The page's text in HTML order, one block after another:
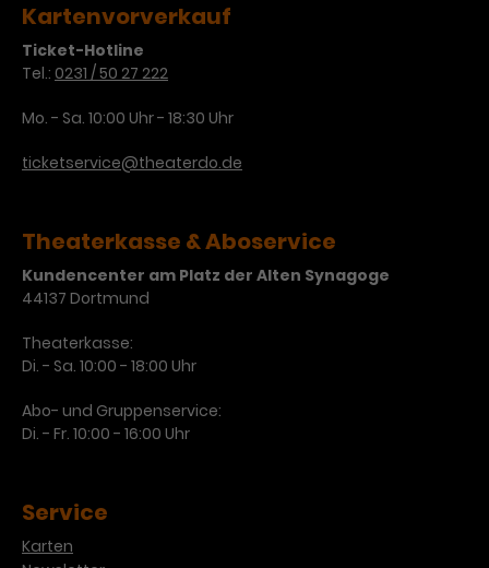
Kartenvorverkauf
Ticket-Hotline
Tel.: 0231 / 50 27 222
Mo. - Sa. 10:00 Uhr - 18:30 Uhr
ticketservice@theaterdo.de
Theaterkasse & Aboservice
Kundencenter am Platz der Alten Synagoge
44137 Dortmund
Theaterkasse:
Di. - Sa. 10:00 - 18:00 Uhr
Abo- und Gruppenservice:
Di. - Fr. 10:00 - 16:00 Uhr
Service
Karten